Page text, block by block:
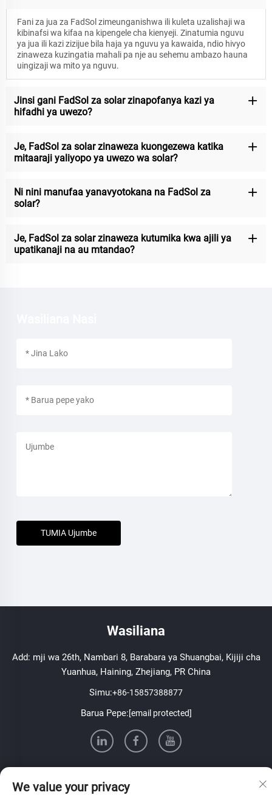
Fani za jua za FadSol zimeunganishwa ili kuleta uzalishaji wa
kibinafsi wa kifaa na kipengele cha kienyeji. Zinatumia nguvu
ya jua ili kazi zizijue bila haja ya nguvu ya kawaida, ndio hivyo
zinaweza kuzingatia mahali pa nje au sehemu ambazo hauna
uingizaji wa mito ya nguvu.
Jinsi gani FadSol za solar zinapofanya kazi ya
hifadhi ya uwezo?
Je, FadSol za solar zinaweza kuongezewa katika
mitaaraji yaliyopo ya uwezo wa solar?
Ni nini manufaa yanavyotokana na FadSol za
solar?
Je, FadSol za solar zinaweza kutumika kwa ajili ya
upatikanaji na au mtandao?
TUMIA Ujumbe
Wasiliana
Add: mji wa 26th, Nambari 8, Barabara ya Shuangbai, Kijiji cha
Yuanhua, Haining, Zhejiang, PR China
Simu:+86-15857388877
Barua Pepe:[email protected]
We value your privacy